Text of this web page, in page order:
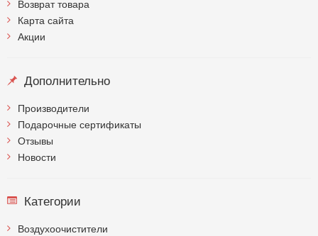
Возврат товара
Карта сайта
Акции
Дополнительно
Производители
Подарочные сертификаты
Отзывы
Новости
Категории
Воздухоочистители